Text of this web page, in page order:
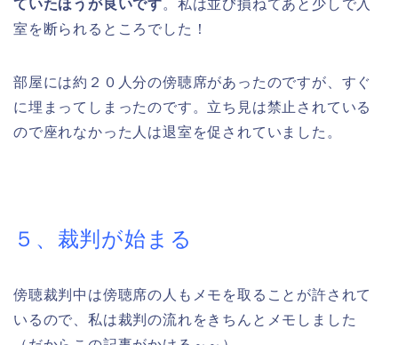
ていたほうが良いです。私は並び損ねてあと少しで入
室を断られるところでした！
部屋には約２０人分の傍聴席があったのですが、すぐ
に埋まってしまったのです。立ち見は禁止されている
ので座れなかった人は退室を促されていました。
５、裁判が始まる
傍聴裁判中は傍聴席の人もメモを取ることが許されて
いるので、私は裁判の流れをきちんとメモしました